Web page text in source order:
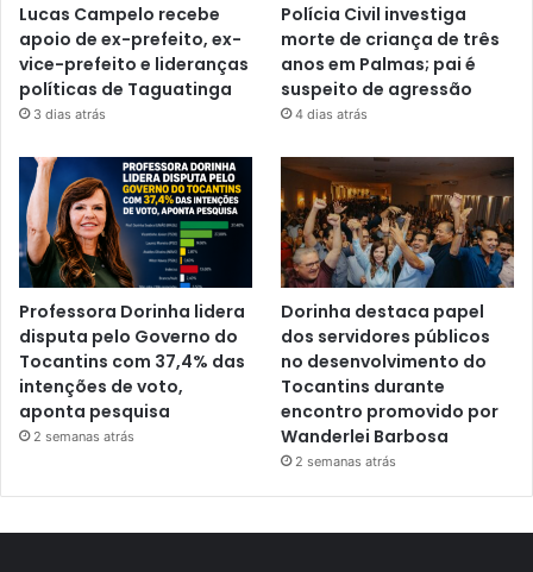
Lucas Campelo recebe
apoio de ex-prefeito, ex-
vice-prefeito e lideranças
políticas de Taguatinga
3 dias atrás
Polícia Civil investiga
morte de criança de três
anos em Palmas; pai é
suspeito de agressão
4 dias atrás
Professora Dorinha lidera
disputa pelo Governo do
Tocantins com 37,4% das
intenções de voto,
aponta pesquisa
2 semanas atrás
Dorinha destaca papel
dos servidores públicos
no desenvolvimento do
Tocantins durante
encontro promovido por
Wanderlei Barbosa
2 semanas atrás